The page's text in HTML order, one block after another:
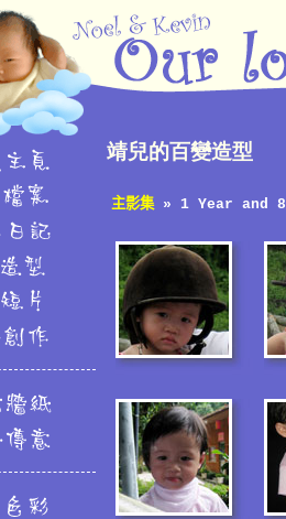
靖兒的百變造型
主影集» 1 Year and